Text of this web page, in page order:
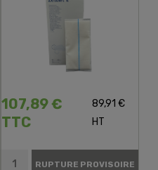
107,89 €
TTC
89,91 €
HT
RUPTURE PROVISOIRE